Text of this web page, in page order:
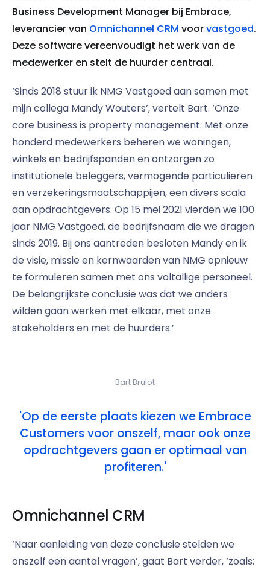
Business Development Manager bij Embrace,
leverancier van Omnichannel CRM voorvastgoed.
Deze software vereenvoudigt het werk van de
medewerker en stelt de huurder centraal.
‘Sinds 2018 stuur ik NMG Vastgoed aan samen met
mijn collega Mandy Wouters’, vertelt Bart. ‘Onze
core business is property management. Met onze
honderd medewerkers beheren we woningen,
winkels en bedrijfspanden en ontzorgen zo
institutionele beleggers, vermogende particulieren
en verzekeringsmaatschappijen, een divers scala
aan opdrachtgevers. Op 15 mei 2021 vierden we 100
jaar NMG Vastgoed, de bedrijfsnaam die we dragen
sinds 2019. Bij ons aantreden besloten Mandy en ik
de visie, missie en kernwaarden van NMG opnieuw
te formuleren samen met ons voltallige personeel.
De belangrijkste conclusie was dat we anders
wilden gaan werken met elkaar, met onze
stakeholders en met de huurders.’
Bart Brulot
'Op de eerste plaats kiezen we Embrace
Customers voor onszelf, maar ook onze
opdrachtgevers gaan er optimaal van
profiteren.'
Omnichannel CRM
‘Naar aanleiding van deze conclusie stelden we
onszelf een aantal vragen’, gaat Bart verder, ‘zoals: